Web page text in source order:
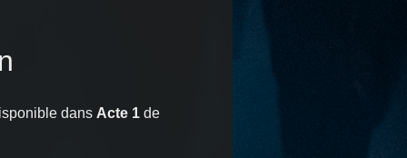
dans Acte 1 de